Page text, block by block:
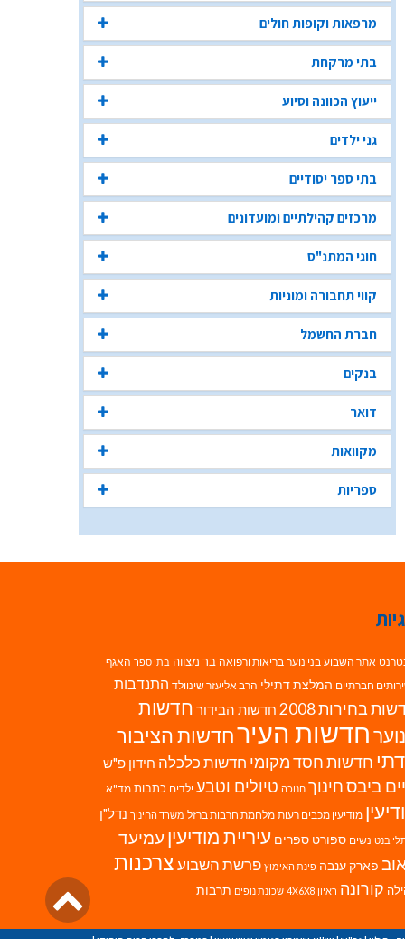
מרפאות וקופות חולים
בתי מרקחת
ייעוץ הכוונה וסיוע
גני ילדים
בתי ספר יסודיים
מרכזים קהילתיים ומועדונים
חוגי המתנ"ס
קווי תחבורה ומוניות
חברת החשמל
בנקים
דואר
מקוואות
ספריות
אתר השבוע בני נוער בריאות ורפואה בר מצווה בתי ספר האגף
חברתיים המלצת דתילי הרב אליעזר שינוולד התנדבות
בחירות 2008 חדשות הבידור חדשות
חדשות העירחדשות הציבור
חדשות חסד מקומי חדשות כלכלה חידון פ"ש
ביבסחינוך חנוכה טיולים וטבע ילדים כתבות מד"א
מודיעין מכבים רעות מלחמת חרבות ברזל משרד החינוך נדל"ן
בנט נשים ספורט ספרים עיריית מודיעין עמיעד
פארק ענבה פינת האימוץ פרשת השבועצרכנות
קורונה ראיון 4X6X8 שכונת נופים תרבות